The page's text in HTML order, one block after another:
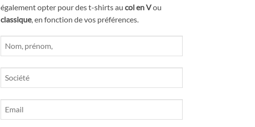
également opter pour des t-shirts aucol en Vou
classique, en fonction de vos préférences.